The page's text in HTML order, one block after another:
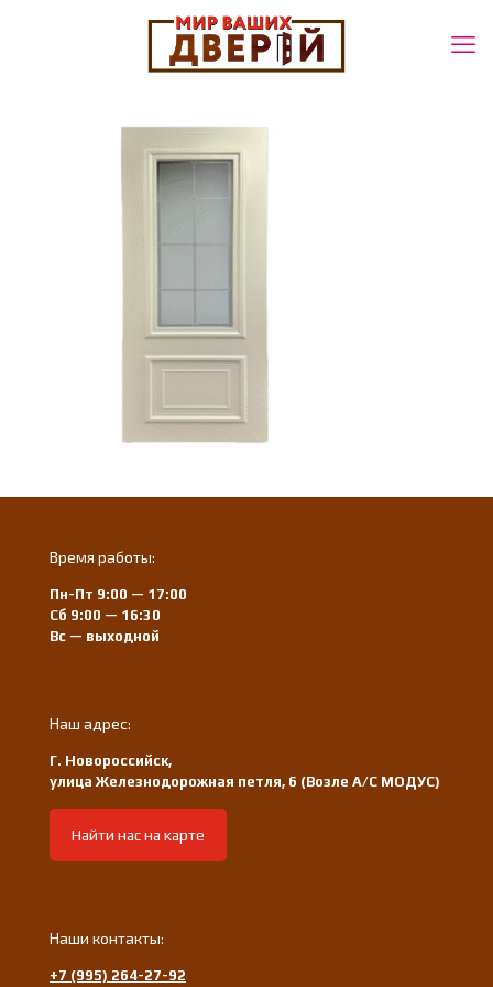
Время работы:
Пн-Пт 9:00 — 17:00
Сб 9:00 — 16:30
Вс — выходной
Наш адрес:
Г. Новороссийск,
улица Железнодорожная петля, 6 (Возле А/С МОДУС)
Найти нас на карте
Наши контакты:
+7 (995) 264-27-92